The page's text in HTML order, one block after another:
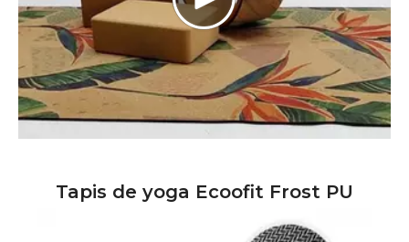
Tapis de yoga Ecoofit Frost PU